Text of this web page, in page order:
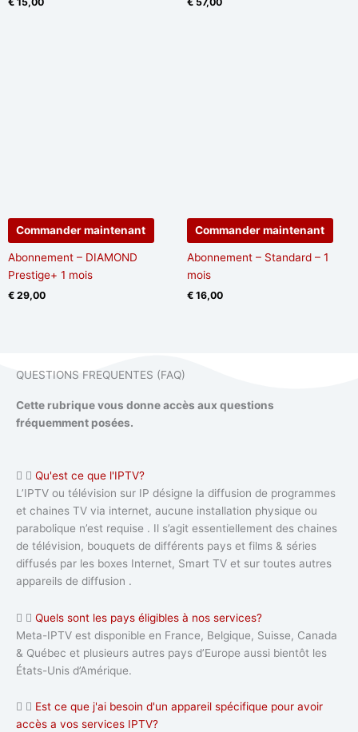
Commander maintenant
Abonnement – DIAMOND
Prestige+ 1 mois
€ 29,00
Commander maintenant
Abonnement – Standard – 1
mois
€ 16,00
QUESTIONS FREQUENTES (FAQ)
Cette rubrique vous donne accès aux questions
fréquemment posées.
Qu'est ce que l'IPTV?
L’IPTV ou télévision sur IP désigne la diffusion de programmes
et chaines TV via internet, aucune installation physique ou
parabolique n’est requise . Il s’agit essentiellement des chaines
de télévision, bouquets de différents pays et films & séries
diffusés par les boxes Internet, Smart TV et sur toutes autres
appareils de diffusion .
Quels sont les pays éligibles à nos services?
Meta-IPTV est disponible en France, Belgique, Suisse, Canada
& Québec et plusieurs autres pays d’Europe aussi bientôt les
États-Unis d’Amérique.
Est ce que j'ai besoin d'un appareil spécifique pour avoir
accès a vos services IPTV?